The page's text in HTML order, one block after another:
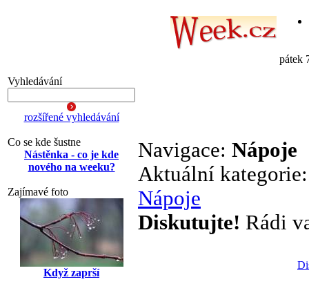
pátek
Vyhledávání
rozšířené vyhledávání
Co se kde šustne
Nástěnka - co je kde
nového na weeku?
Zajímavé foto
Když zaprší
Navigace: Nápoje
Aktuální
Nápoje
Diskutujte! Rádi